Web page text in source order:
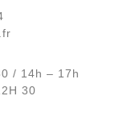
/ 14h – 17h
30